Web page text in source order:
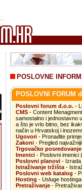
POSLOVNE
POSLOVNI FORUM
Poslovni forum d.o.o.-
CMS- Content
samostalno i jednostavno
a što je vrlo bitno, bez
način u Hrvatskoj i
Ugovori- Pronađite
Zakoni- Pregled
Trgovačko posredovanje
Imenici- Poslovni imenici
Poslovni planovi- Izrada
Istraživanje tržišta-
Poslovni web katalog -
Hosting - Usluge
Pretraživanje-